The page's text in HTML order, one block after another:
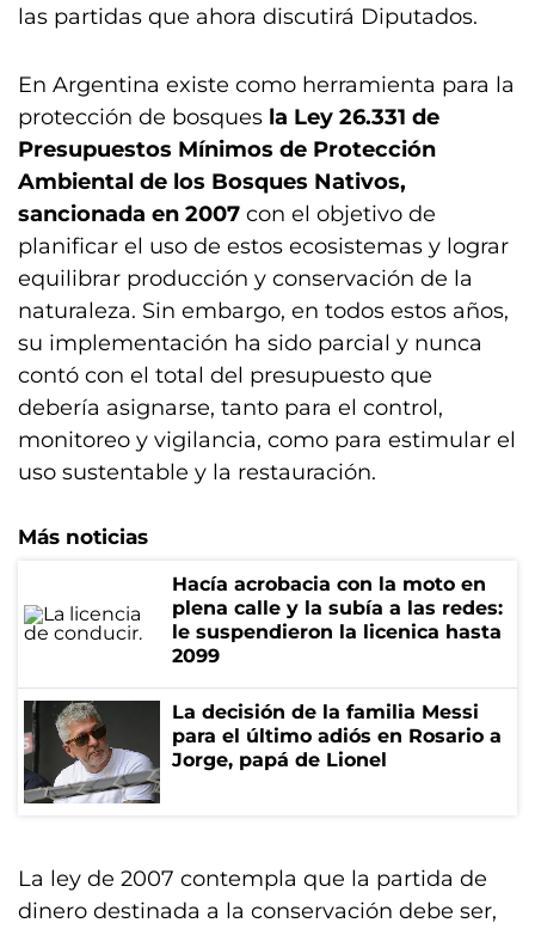
las partidas que ahora discutirá Diputados.
En Argentina existe como herramienta para la
protección de bosques la Ley 26.331 de
Presupuestos Mínimos de Protección
Ambiental de los Bosques Nativos,
sancionada en 2007 con el objetivo de
planificar el uso de estos ecosistemas y lograr
equilibrar producción y conservación de la
naturaleza. Sin embargo, en todos estos años,
su implementación ha sido parcial y nunca
contó con el total del presupuesto que
debería asignarse, tanto para el control,
monitoreo y vigilancia, como para estimular el
uso sustentable y la restauración.
Más noticias
Hacía acrobacia con la moto en
plena calle y la subía a las redes:
le suspendieron la licenica hasta
2099
La decisión de la familia Messi
para el último adiós en Rosario a
Jorge, papá de Lionel
La ley de 2007 contempla que la partida de
dinero destinada a la conservación debe ser,